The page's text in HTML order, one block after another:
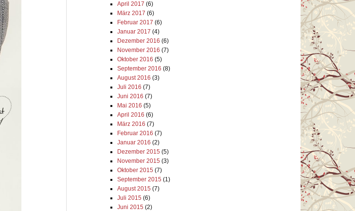
April 2017 (6)
März 2017 (6)
Februar 2017 (6)
Januar 2017 (4)
Dezember 2016 (6)
November 2016 (7)
Oktober 2016 (5)
September 2016 (8)
August 2016 (3)
Juli 2016 (7)
Juni 2016 (7)
Mai 2016 (5)
April 2016 (6)
März 2016 (7)
Februar 2016 (7)
Januar 2016 (2)
Dezember 2015 (5)
November 2015 (3)
Oktober 2015 (7)
September 2015 (1)
August 2015 (7)
Juli 2015 (6)
Juni 2015 (2)